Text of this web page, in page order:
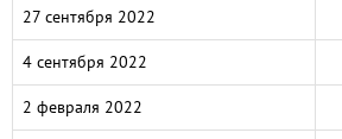
27 сентября 2022
4 сентября 2022
2 февраля 2022